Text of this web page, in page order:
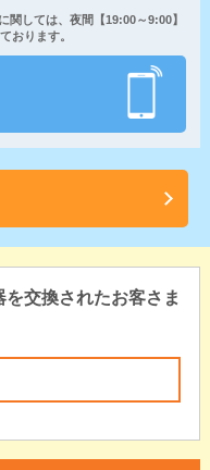
しては、夜間【19:00～9:00】
おります。
交換されたお客さま